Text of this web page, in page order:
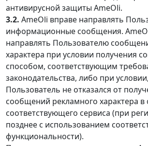
антивирусной защиты AmeOli.
3.2. AmeOli вправе направлять
информационные сообщения.
направлять Пользователю
характера при условии получения
способом, соответствующим
законодательства, либо при
Пользователь не отказался от
сообщений рекламного характера
соответствующего сервиса (при
позднее с использованием
функциональности).